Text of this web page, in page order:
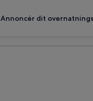
Annoncér dit